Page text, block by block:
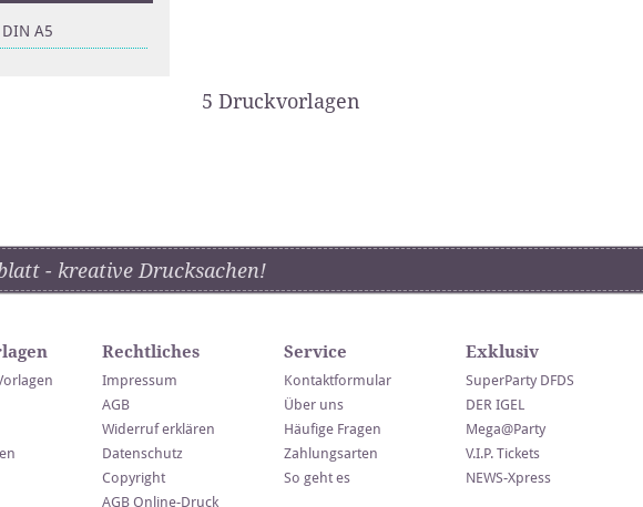
A5
5 Druckvorlagen
- kreative Drucksachen!
Rechtliches
Impressum
AGB
Widerruf erklären
Datenschutz
Copyright
AGB Online-Druck
Service
Kontaktformular
Über uns
Häufige Fragen
Zahlungsarten
So geht es
Exklusiv
SuperParty DFDS
DER IGEL
Mega@Party
V.I.P. Tickets
NEWS-Xpress